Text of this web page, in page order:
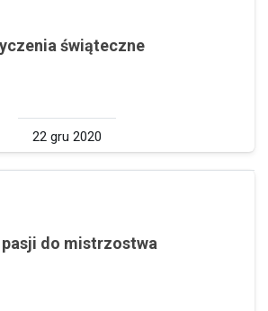
świąteczne
22 gru 2020
pasji do mistrzostwa